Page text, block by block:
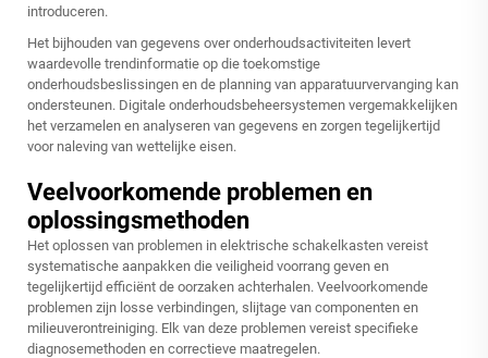
introduceren.
Het bijhouden van gegevens over onderhoudsactiviteiten levert
waardevolle trendinformatie op die toekomstige
onderhoudsbeslissingen en de planning van apparatuurvervanging kan
ondersteunen. Digitale onderhoudsbeheersystemen vergemakkelijken
het verzamelen en analyseren van gegevens en zorgen tegelijkertijd
voor naleving van wettelijke eisen.
Veelvoorkomende problemen en
oplossingsmethoden
Het oplossen van problemen in elektrische schakelkasten vereist
systematische aanpakken die veiligheid voorrang geven en
tegelijkertijd efficiënt de oorzaken achterhalen. Veelvoorkomende
problemen zijn losse verbindingen, slijtage van componenten en
milieuverontreiniging. Elk van deze problemen vereist specifieke
diagnosemethoden en correctieve maatregelen.